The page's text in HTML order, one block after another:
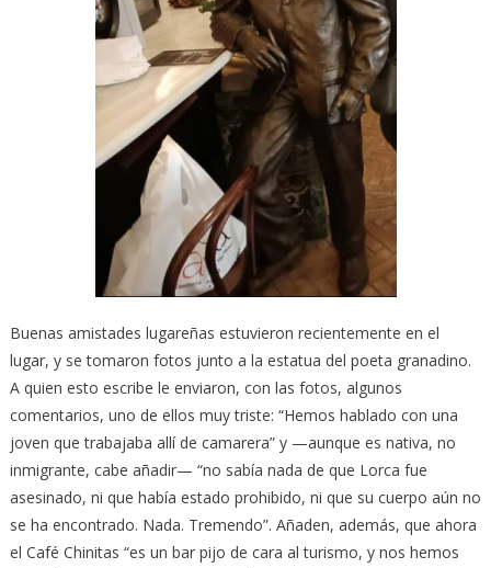
Buenas amistades lugareñas estuvieron recientemente en el
lugar, y se tomaron fotos junto a la estatua del poeta granadino.
A quien esto escribe le enviaron, con las fotos, algunos
comentarios, uno de ellos muy triste: “Hemos hablado con una
joven que trabajaba allí de camarera” y —aunque es nativa, no
inmigrante, cabe añadir— “no sabía nada de que Lorca fue
asesinado, ni que había estado prohibido, ni que su cuerpo aún no
se ha encontrado. Nada. Tremendo”. Añaden, además, que ahora
el Café Chinitas “es un bar pijo de cara al turismo, y nos hemos